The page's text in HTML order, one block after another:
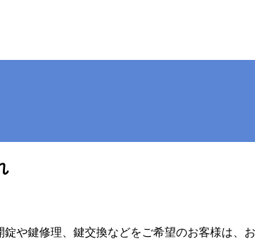
や鍵修理、鍵交換などをご希望のお客様は